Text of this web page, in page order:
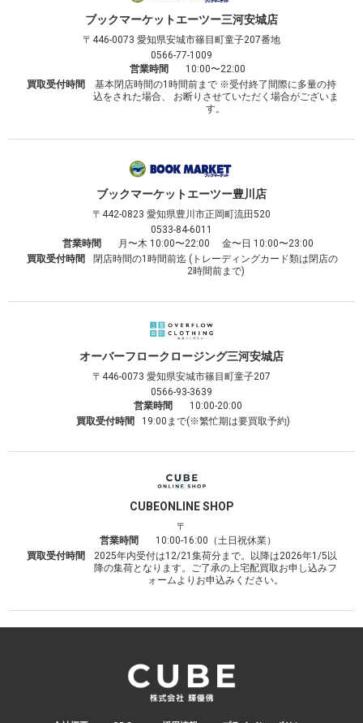
ブックマーケットエーツー三河安城店
〒446-0073 愛知県安城市篠目町童子207番地
0566-77-1009
営業時間
10:00〜22:00
買取受付時間
基本閉店時間の1時間前まで ※受付終了間際に多量の持
込をされた場合、 お断りさせていただく場合がございま
す。
ブックマーケットエーツー豊川店
〒442-0823 愛知県豊川市正岡町流田520
0533-84-6011
営業時間
月〜木 10:00〜22:00 金〜日 10:00〜23:00
買取受付時間
閉店時間の1時間前迄 (トレーディングカード類は閉店の
2時間前まで)
オーバーフロークロージング三河安城店
〒446-0073 愛知県安城市篠目町童子207
0566-93-3639
営業時間
10:00-20:00
買取受付時間
19:00まで(※繁忙期は要買取予約)
CUBEONLINE SHOP
〒
営業時間
10:00-16:00（土日祝休業）
買取受付時間
2025年内受付は12/21集荷分まで。以降は2026年1/5以
降の集荷となります。ご了承の上宅配買取お申し込みフ
ォームよりお申込みください。